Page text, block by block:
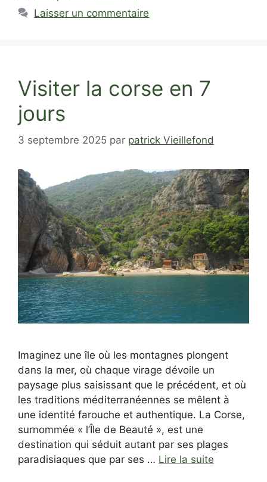
Laisser un commentaire
Visiter la corse en 7
jours
3 septembre 2025 par patrick Vieillefond
Imaginez une île où les montagnes plongent
dans la mer, où chaque virage dévoile un
paysage plus saisissant que le précédent, et où
les traditions méditerranéennes se mêlent à
une identité farouche et authentique. La Corse,
surnommée « l’Île de Beauté », est une
destination qui séduit autant par ses plages
paradisiaques que par ses … Lire la suite